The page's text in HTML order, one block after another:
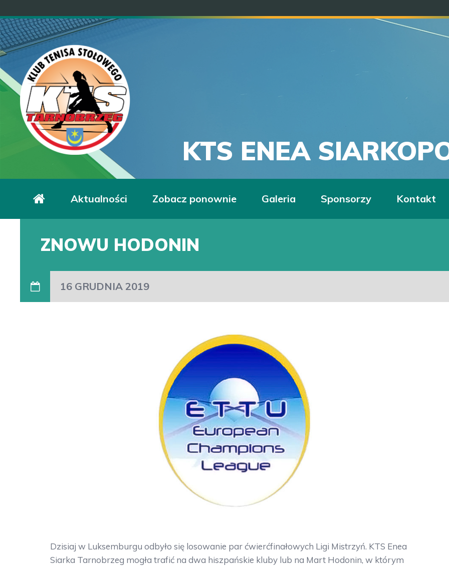
KTS ENEA
Aktualności Zobacz ponownie Galeria Sponsorzy Kontakt
ZNOWU HODONIN
16 GRUDNIA 2019
Dzisiaj w Luksemburgu odbyło się losowanie par ćwierćfinałowych Ligi Mistrzyń. KTS Enea
Siarka Tarnobrzeg mogła trafić na dwa hiszpańskie kluby lub na Mart Hodonin, w którym